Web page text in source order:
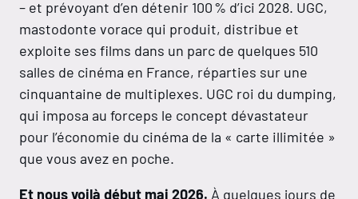
– et prévoyant d’en détenir 100 % d’ici 2028. UGC,
mastodonte vorace qui produit, distribue et
exploite ses films dans un parc de quelques 510
salles de cinéma en France, réparties sur une
cinquantaine de multiplexes. UGC roi du dumping,
qui imposa au forceps le concept dévastateur
pour l’économie du cinéma de la « carte illimitée »
que vous avez en poche.
Et nous voilà début mai 2026. À quelques jours de